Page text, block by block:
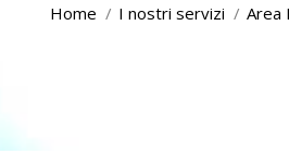
Home I nostri servizi Area